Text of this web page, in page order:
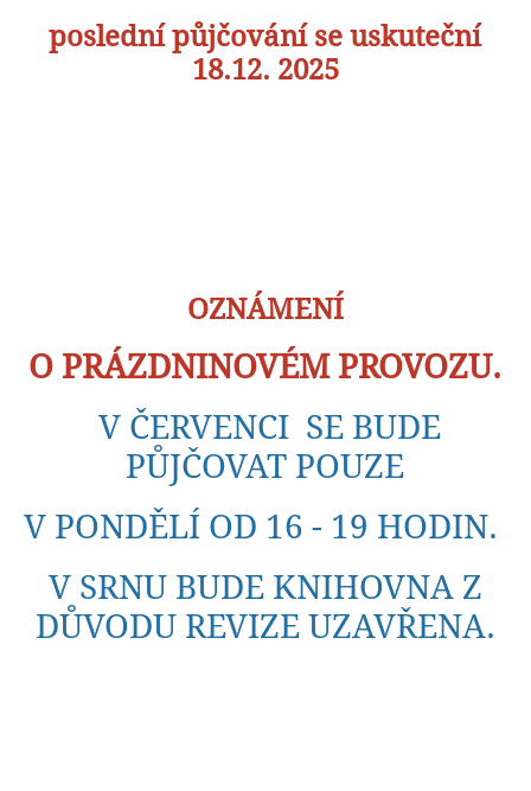
poslední půjčování se uskuteční
18.12. 2025
OZNÁMENÍ
O PRÁZDNINOVÉM PROVOZU.
V ČERVENCI SE BUDE
PŮJČOVAT POUZE
V PONDĚLÍ OD 16 - 19 HODIN.
V SRNU BUDE KNIHOVNA Z
DŮVODU REVIZE UZAVŘENA.